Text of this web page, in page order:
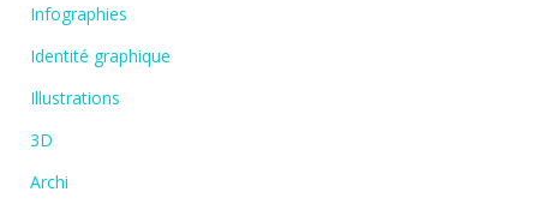
Infographies
Identité graphique
Illustrations
3D
Archi